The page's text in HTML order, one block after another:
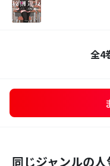
全4
同じジャンルの